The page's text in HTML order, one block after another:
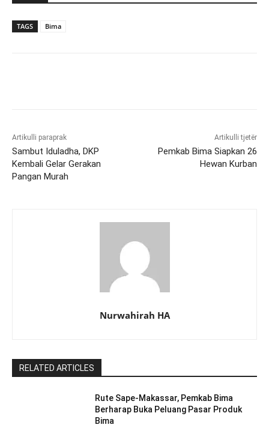
TAGS Bima
Artikulli paraprak
Sambut Iduladha, DKP
Kembali Gelar Gerakan
Pangan Murah
Artikulli tjetër
Pemkab Bima Siapkan 26
Hewan Kurban
Nurwahirah HA
RELATED ARTICLES
Rute Sape-Makassar, Pemkab Bima
Berharap Buka Peluang Pasar Produk
Bima